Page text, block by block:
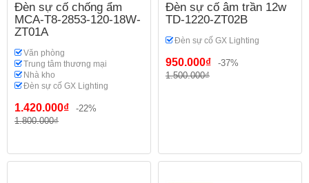
Đèn sự cố chống ẩm
MCA-T8-2853-120-18W-
ZT01A
Văn phòng
Trung tâm thương mại
Nhà kho
Đèn sự cố GX Lighting
1.420.000₫
-22%
1.800.000₫
Đèn sự cố âm trần 12w
TD-1220-ZT02B
Đèn sự cố GX Lighting
950.000₫
-37%
1.500.000₫